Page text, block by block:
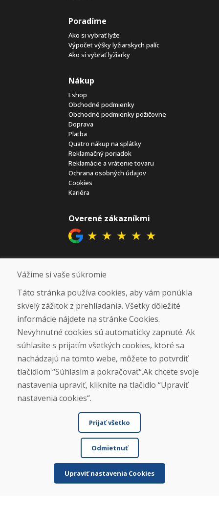
Poradíme
Ako si vybrať lyže
Výpočet výšky lyžiarskych palíc
Ako si vybrať lyžiarky
Nákup
Eshop
Obchodné podmienky
Obchodné podmienky požičovne
Doprava
Platba
Quatro nákup na splátky
Reklamačný poriadok
Reklamácie a vrátenie tovaru
Ochrana osobných údajov
Cookies
Kariéra
Overené zákazníkmi
★ ★ ★ ★ ★
Otváracie hodiny
ZIMNÁ SEZÓNA 2025/2026 JE
UKONČENÁ. ĎAKUJEME VÁM ZA
PRIAZEŇ A TEŠÍME SA NA VÁS OPÄŤ
OD 14. 9. 2026.
Nájsť na Google mape
Vážime si vaše súkromie
Táto stránka používa cookies, aby vám ponúkla
skvelý zážitok z prehliadania. Všetky dôležité
informácie nájdete na stránke Cookies.
Nevyhnutné cookies sú automaticky zapnuté. Ak
súhlasíte s prijatím všetkých cookies, ktoré sa
nachádzajú na tomto webe, môžete to potvrdiť
tlačidlom “Súhlasím a pokračovať“.Ak chcete svoje
nastavenia upraviť, kliknite na tlačidlo “Upraviť
nastavenia cookies“.
Prijať všetko
Odmietnuť
Upraviť nastavenia Cookies